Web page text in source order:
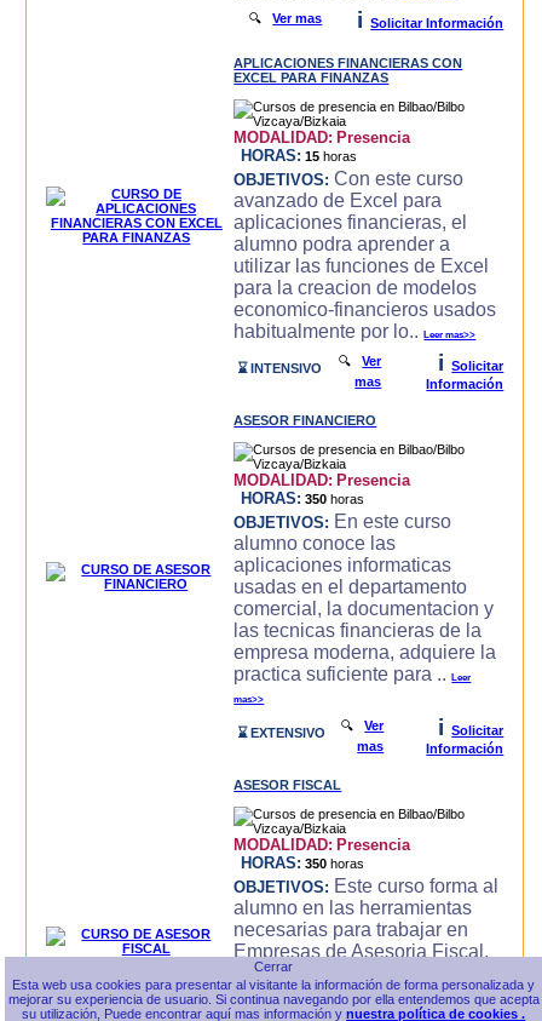
🔍Ver mas i Solicitar Información
APLICACIONES FINANCIERAS CON
EXCEL PARA FINANZAS
MODALIDAD: Presencia
HORAS: 15 horas
OBJETIVOS: Con este curso
avanzado de Excel para
aplicaciones financieras, el
alumno podra aprender a
utilizar las funciones de Excel
para la creacion de modelos
economico-financieros usados
habitualmente por lo..Leer mas>>
⌛ INTENSIVO 🔍Ver
mas
i
Solicitar
Información
ASESOR FINANCIERO
MODALIDAD: Presencia
HORAS: 350 horas
OBJETIVOS: En este curso
alumno conoce las
aplicaciones informaticas
usadas en el departamento
comercial, la documentacion y
las tecnicas financieras de la
empresa moderna, adquiere la
practica suficiente para ..Leer
mas>>
⌛ EXTENSIVO 🔍Ver
mas
i
Solicitar
Información
ASESOR FISCAL
MODALIDAD: Presencia
HORAS: 350 horas
OBJETIVOS: Este curso forma al
alumno en las herramientas
necesarias para trabajar en
Empresas de Asesoria Fiscal,
conoce las herramientas
ofimaticas, Internet,
Contabilidad General e
Esta web usa cookies para presentar al visitante la información de forma personalizada y
mejorar su experiencia de usuario. Si continua navegando por ella entendemos que acepta
su utilización, Puede encontrar aquí mas información ynuestra política de cookies .